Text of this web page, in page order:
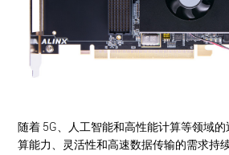
随着 5G、人工智能和高性能计算等领域
算能力、灵活性和高速数据传输的需求持